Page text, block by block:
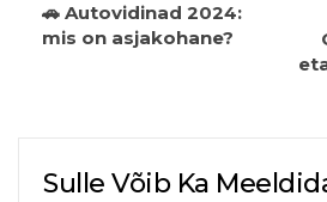
🚗 Autovidinad 2024:
mis on asjakohane?
Sulle Võib Ka